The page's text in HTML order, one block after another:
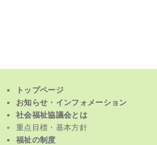
トップページ
お知らせ・インフォメーション
社会福祉協議会とは
重点目標・基本方針
福祉の制度